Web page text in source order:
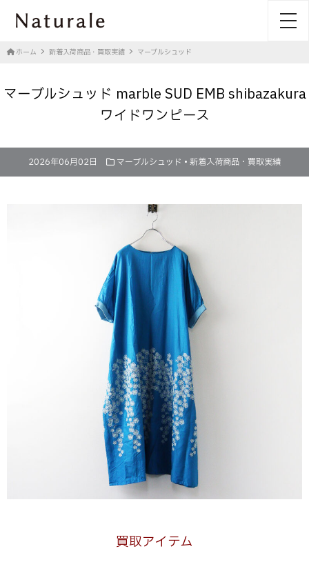
ホーム 新着入荷商品・買取実績 マーブルシュッド
マーブルシュッド marble SUD EMB shibazakura
ワイドワンピース
2026年06月02日 マーブルシュッド • 新着入荷商品・買取実績
買取アイテム